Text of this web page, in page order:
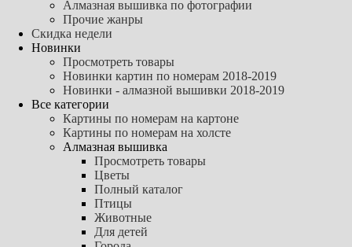
Алмазная вышивка по фотографии
Прочие жанры
Скидка недели
Новинки
Просмотреть товары
Новинки картин по номерам 2018-2019
Новинки - алмазной вышивки 2018-2019
Все категории
Картины по номерам на картоне
Картины по номерам на холсте
Алмазная вышивка
Просмотреть товары
Цветы
Полный каталог
Птицы
Животные
Для детей